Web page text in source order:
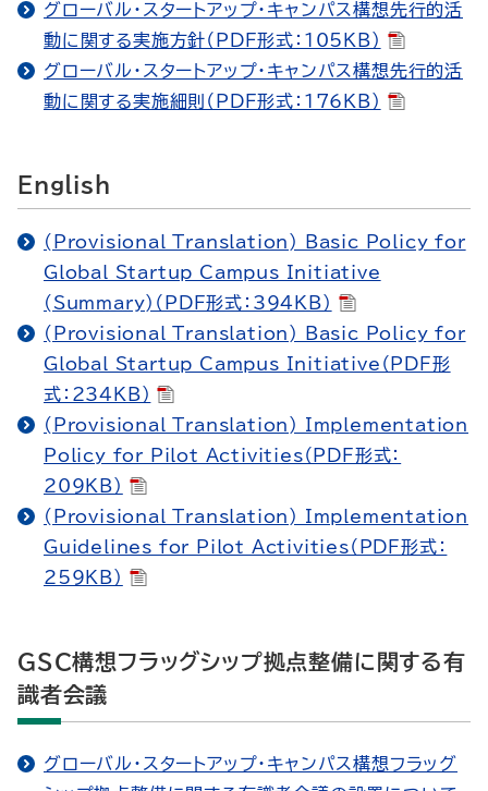
グローバル・スタートアップ・キャンパス構想先行的活
動に関する実施方針（PDF形式：105KB）
グローバル・スタートアップ・キャンパス構想先行的活
動に関する実施細則（PDF形式：176KB）
English
(Provisional Translation) Basic Policy for
Global Startup Campus Initiative
(Summary)（PDF形式：394KB）
(Provisional Translation) Basic Policy for
Global Startup Campus Initiative（PDF形
式：234KB）
(Provisional Translation) Implementation
Policy for Pilot Activities（PDF形式：
209KB）
(Provisional Translation) Implementation
Guidelines for Pilot Activities（PDF形式：
259KB）
GSC構想フラッグシップ拠点整備に関する有
識者会議
グローバル・スタートアップ・キャンパス構想フラッグ